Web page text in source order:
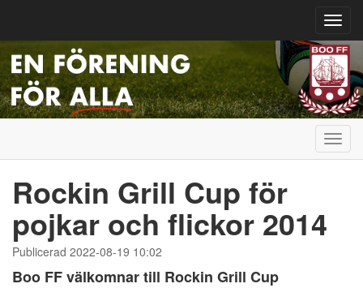
Rockin Grill Cup för
pojkar och flickor 2014
Publicerad 2022-08-19 10:02
Boo FF välkomnar till Rockin Grill Cup